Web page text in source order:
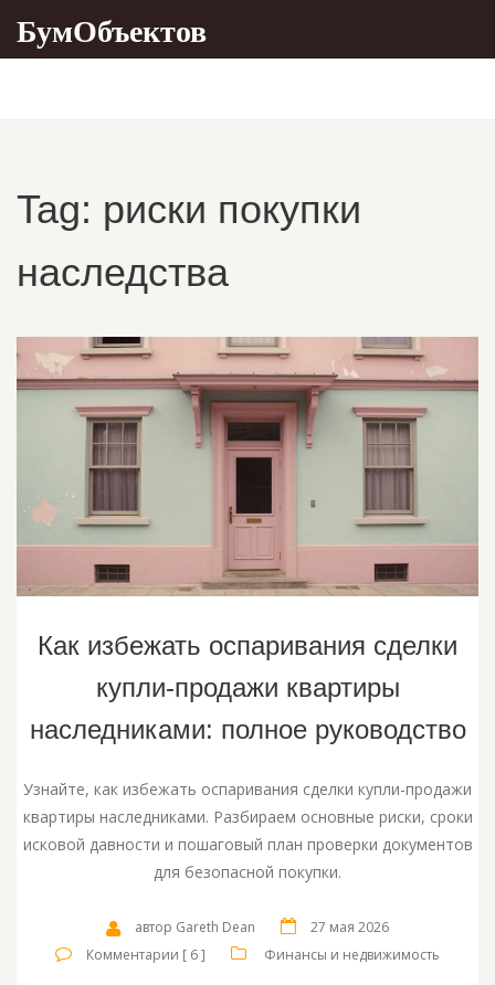
БумОбъектов
Tag: риски покупки
наследства
Как избежать оспаривания сделки
купли-продажи квартиры
наследниками: полное руководство
Узнайте, как избежать оспаривания сделки купли-продажи
квартиры наследниками. Разбираем основные риски, сроки
исковой давности и пошаговый план проверки документов
для безопасной покупки.
автор Gareth Dean
27 мая 2026
Комментарии [ 6 ]
Финансы и недвижимость